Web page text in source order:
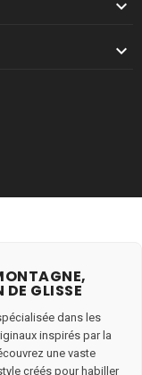


GLISSE
dans les
inspirés par la
une vaste
créés pour habiller